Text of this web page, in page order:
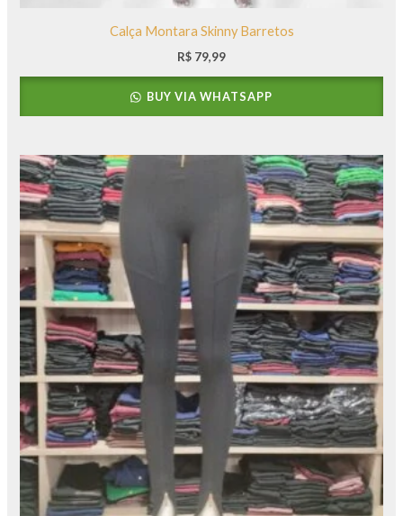
Calça Montara Skinny Barretos
R$ 79,99
BUY VIA WHATSAPP